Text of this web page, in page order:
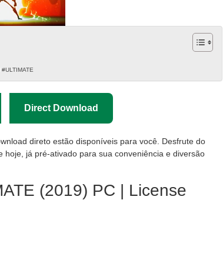
Direct Download
direto estão disponíveis para você. Desfrute do
já pré-ativado para sua conveniência e diversão
(2019) PC | License